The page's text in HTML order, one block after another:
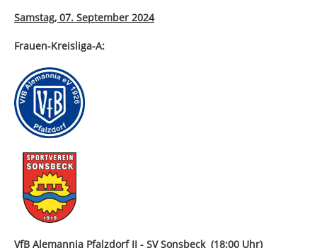
Samstag, 07. September 2024
Frauen-Kreisliga-A:
VfB Alemannia Pfalzdorf II - SV Sonsbeck (18:00 Uhr)